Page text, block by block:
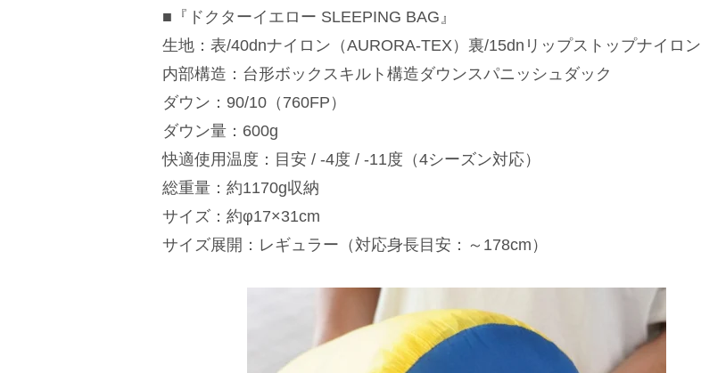
■『ドクターイエロー SLEEPING BAG』
生地：表/40dnナイロン（AURORA-TEX）裏/15dnリップストップナイロン
内部構造：台形ボックスキルト構造ダウンスパニッシュダック
ダウン：90/10（760FP）
ダウン量：600g
快適使用温度：目安 / -4度 / -11度（4シーズン対応）
総重量：約1170g収納
サイズ：約φ17×31cm
サイズ展開：レギュラー（対応身長目安：～178cm）